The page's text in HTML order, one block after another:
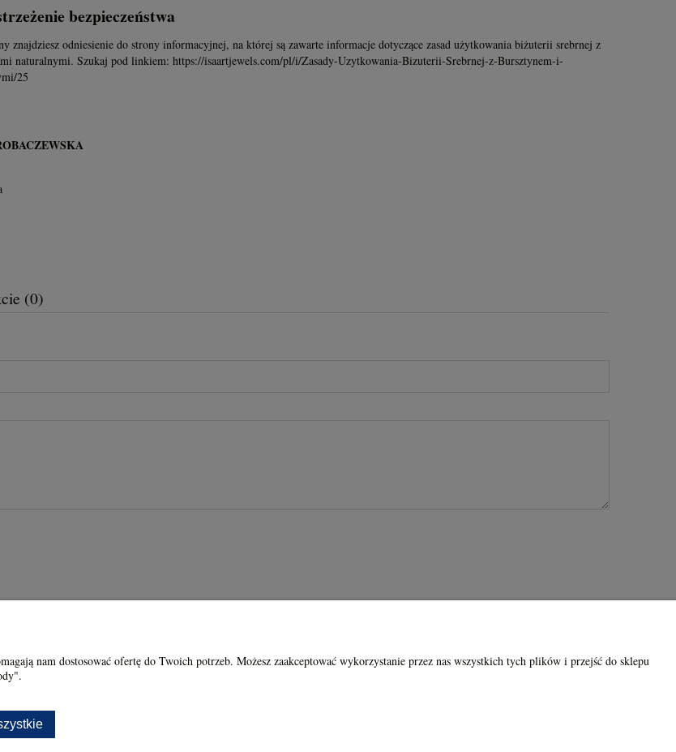
bezpieczeństwa
znajdziesz odniesienie do strony informacyjnej, na której są zawarte informacje dotyczące zasad użytkowania biżuterii srebrnej z
naturalnymi. Szukaj pod linkiem: https://isaartjewels.com/pl/i/Zasady-Uzytkowania-Bizuterii-Srebrnej-z-Bursztynem-i-
25
(0)
Srebrnej z
Naturalnymi
Moje konto ISAART
nam dostosować ofertę do Twoich potrzeb. Możesz zaakceptować wykorzystanie przez nas wszystkich tych plików i przejść do sklepu